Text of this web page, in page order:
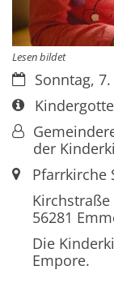
Lesen bildet
Datum:Sonntag,
Art bzw.
Von:
der
Ort:Pfarrkirche
Kirchstraße
56281
Die
Empore.